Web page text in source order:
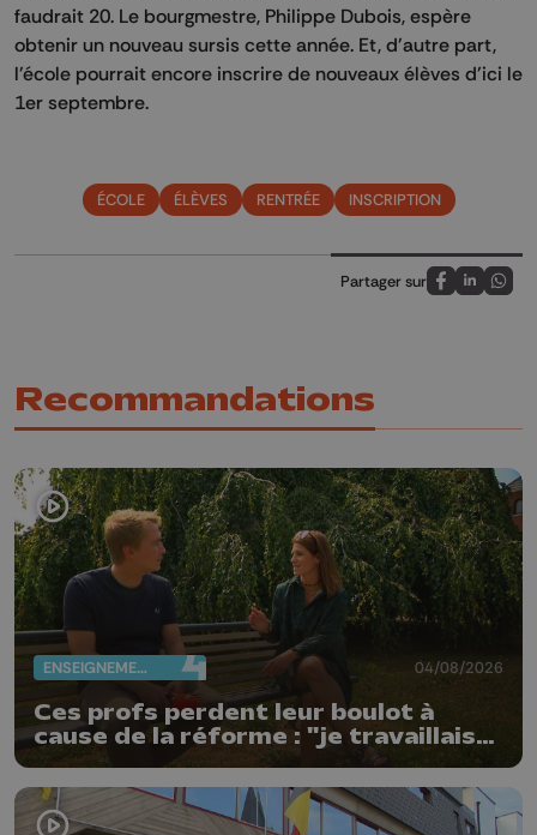
faudrait 20. Le bourgmestre, Philippe Dubois, espère
obtenir un nouveau sursis cette année. Et, d'autre part,
l'école pourrait encore inscrire de nouveaux élèves d'ici le
1er septembre.
ÉCOLE ÉLÈVES RENTRÉE INSCRIPTION
Partager sur
Partagez sur
Partagez
Recommandations
ENSEIGNEMENT 04/08/2026
Ces profs perdent leur boulot à
cause de la réforme : "je travaillais
bien plus comme prof que comme
pharmacienne"